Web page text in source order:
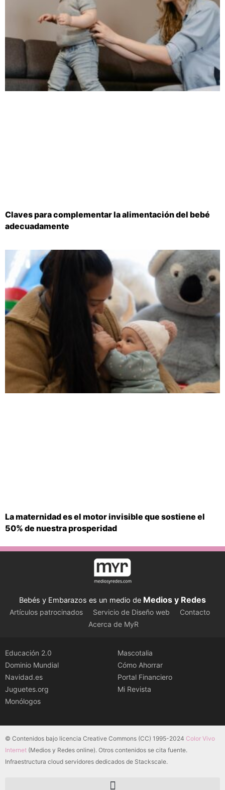
Claves para complementar la alimentación del bebé
adecuadamente
La maternidad es el motor invisible que sostiene el
50% de nuestra prosperidad
Bebés y Embarazos es un medio de Medios y Redes
Artículos patrocinados Servicio de Diseño web
Contacto
Acerca de MyR
Educación 2.0
Dominio Mundial
Navidad.es
Juguetes.org
Monólogos
Mascotalia
Cómo Ahorrar
Portal Financiero
Mi Revista
© Contenidos bajo licencia Creative Commons (CC) 1995-2024 Color Vivo
Internet (Medios y Redes online). Otros contenidos se cita fuente.
Infraestructura cloud servidores dedicados de Stackscale.